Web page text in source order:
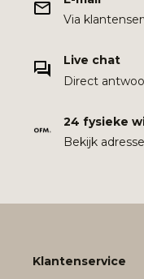
Via
Live chat
Direct
24 fysieke
Bekijk
Klantenservice